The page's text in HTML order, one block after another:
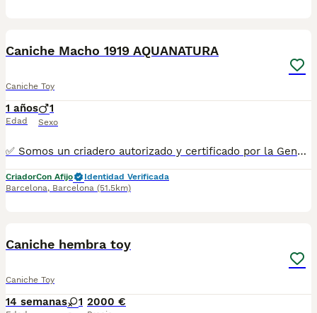
Caniche Macho 1919 AQUANATURA
Caniche Toy
1 años
Edad
1
Sexo
✅ Somos un criadero autorizado y certificado por la Generalitat de Catalunya bajo el número de Núcleo Zoológico G25/00314. PARA MÁS INFORMACIÓN: ☎️ 933095977 📱 685878504 / 674320847 🐶 Programa una visita para conocerlos 💻 Más fotos y vídeos en nuestra web www.aquanatura.es 🚙 Hacemos envíos 📌 Calle Roger de Flor 45, muy cerca del Arc de Triomf de Barcelona, de Lunes a Sábados. Se entregan con sus vacunas, desparasitados interna y externamente, con microchip y su registro, cartilla sanitaria y contrato de garantías, documentación legal y factura. AQUANATURA
CriadorCon Afijo
Identidad Verificada
Barcelona, Barcelona (51.5km)
Caniche hembra toy
Caniche Toy
14 semanas 1 2000 €